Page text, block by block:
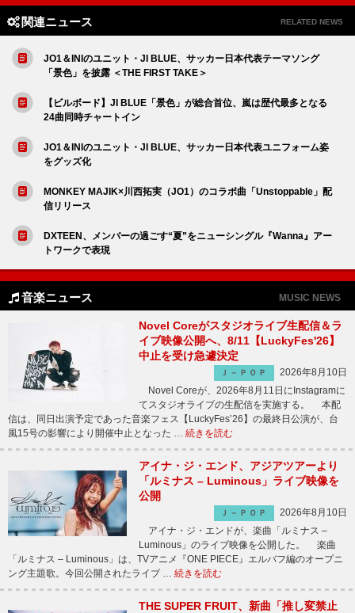
関連ニュース RELATED NEWS
JO1＆INIのユニット・JI BLUE、サッカー日本代表テーマソング
「景色」を披露 ＜THE FIRST TAKE＞
【ビルボード】JI BLUE「景色」が総合首位、嵐は歴代最多となる
24曲同時チャートイン
JO1＆INIのユニット・JI BLUE、サッカー日本代表ユニフォーム姿
をグッズ化
MONKEY MAJIK×川西拓実（JO1）のコラボ曲「Unstoppable」配
信リリース
DXTEEN、メンバーの過ごす“夏”をニューシングル『Wanna』アー
トワークで表現
音楽ニュース MUSIC NEWS
Novel Coreがスタジオライブ生配信＆ラ
イブ映像公開へ、8/11【LuckyFes'26】
中止を受け急遽決定
Ｊ－ＰＯＰ
2026年8月10日
Novel Coreが、2026年8月11日にInstagramに
てスタジオライブの生配信を実施する。 本配
信は、同日出演予定であった音楽フェス【LuckyFes’26】の最終日公演が、台
風15号の影響により開催中止となった … 続きを読む
アイナ・ジ・エンド、アジアツアーより
「ルミナス – Luminous」ライブ映像を
公開
Ｊ－ＰＯＰ
2026年8月10日
アイナ・ジ・エンドが、楽曲「ルミナス –
Luminous」のライブ映像を公開した。 楽曲
「ルミナス – Luminous」は、TVアニメ『ONE PIECE』エルバフ編のオープニ
ング主題歌。今回公開されたライブ … 続きを読む
THE SUPER FRUIT、新曲「推し変禁止